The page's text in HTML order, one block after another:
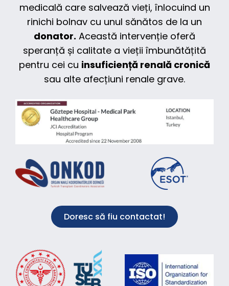
medicală care salvează vieți, înlocuind un
rinichi bolnav cu unul sănătos de la un
donator. Această intervenție oferă
speranță și calitate a vieții îmbunătățită
pentru cei cu insuficiență renală cronică
sau alte afecțiuni renale grave.
Doresc să fiu contactat!